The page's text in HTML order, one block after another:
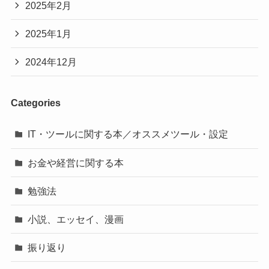
2025年2月
2025年1月
2024年12月
Categories
IT・ツールに関する本／オススメツール・設定
お金や経営に関する本
勉強法
小説、エッセイ、漫画
振り返り